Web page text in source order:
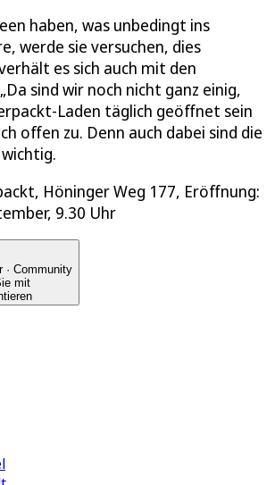
haben, was unbedingt ins
werde sie versuchen, dies
es sich auch mit den
sind wir noch nicht ganz einig,
Laden täglich geöffnet sein
offen zu. Denn auch dabei sind die
Höninger Weg 177, Eröffnung:
9.30 Uhr
· Community
mit